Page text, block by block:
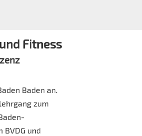
Fitness
Baden an.
zum
und